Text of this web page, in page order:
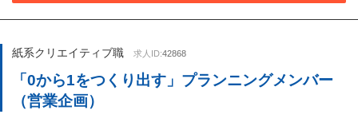
紙系クリエイティブ職 求人ID:42868
「0から1をつくり出す」プランニングメンバー
（営業企画）